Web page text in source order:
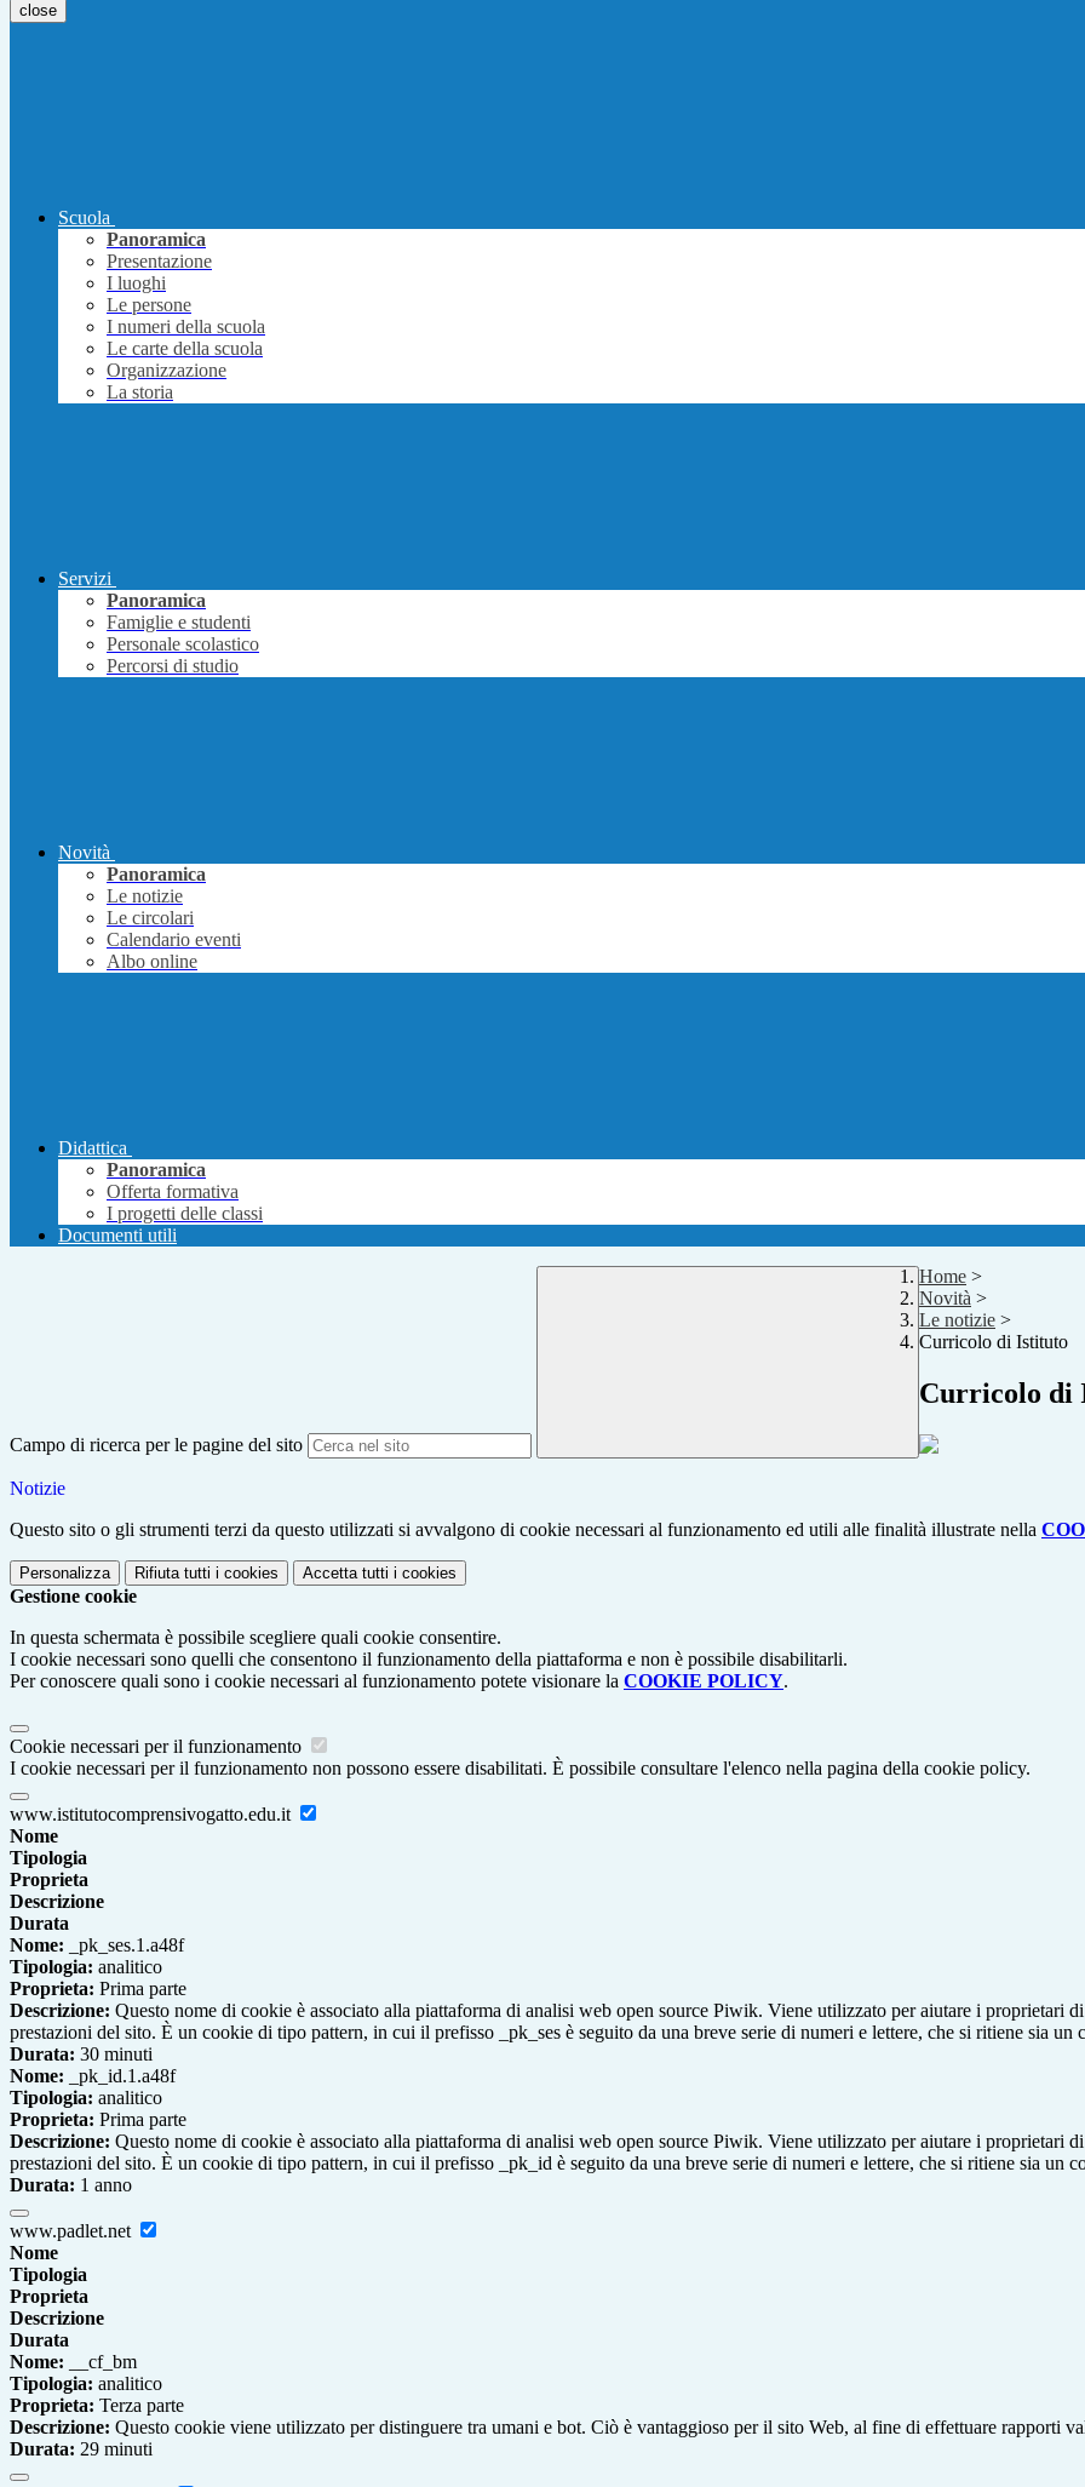
close
Scuola
Panoramica
Presentazione
I luoghi
Le persone
I numeri della scuola
Le carte della scuola
Organizzazione
La storia
Servizi
Panoramica
Famiglie e studenti
Personale scolastico
Percorsi di studio
Novità
Panoramica
Le notizie
Le circolari
Calendario eventi
Albo online
Didattica
Panoramica
Offerta formativa
I progetti delle classi
Documenti utili
Campo di ricerca per le pagine del sito
Home >
Novità >
Le notizie >
Curricolo di Istituto
Curricolo di
Notizie
Questo sito o gli strumenti terzi da questo utilizzati si avvalgono di cookie necessari al funzionamento ed utili alle finalità illustrate nella
Personalizza Rifiuta tutti i cookies Accetta tutti i cookies
Gestione cookie
In questa schermata è possibile scegliere quali cookie consentire.
I cookie necessari sono quelli che consentono il funzionamento della piattaforma e non è possibile disabilitarli.
Per conoscere quali sono i cookie necessari al funzionamento potete visionare la COOKIE POLICY.
Cookie necessari per il funzionamento
I cookie necessari per il funzionamento non possono essere disabilitati. È possibile consultare l'elenco nella pagina della cookie policy.
www.istitutocomprensivogatto.edu.it
Nome
Tipologia
Proprieta
Descrizione
Durata
Nome: _pk_ses.1.a48f
Tipologia: analitico
Proprieta: Prima parte
Descrizione: Questo nome di cookie è associato alla piattaforma di analisi web open source Piwik. Viene utilizzato per aiutare i proprietari
prestazioni del sito. È un cookie di tipo pattern, in cui il prefisso _pk_ses è seguito da una breve serie di numeri e lettere, che si ritiene sia
Durata: 30 minuti
Nome: _pk_id.1.a48f
Tipologia: analitico
Proprieta: Prima parte
Descrizione: Questo nome di cookie è associato alla piattaforma di analisi web open source Piwik. Viene utilizzato per aiutare i proprietari
prestazioni del sito. È un cookie di tipo pattern, in cui il prefisso _pk_id è seguito da una breve serie di numeri e lettere, che si ritiene sia un
Durata: 1 anno
www.padlet.net
Nome
Tipologia
Proprieta
Descrizione
Durata
Nome: __cf_bm
Tipologia: analitico
Proprieta: Terza parte
Descrizione: Questo cookie viene utilizzato per distinguere tra umani e bot. Ciò è vantaggioso per il sito Web, al fine di effettuare rapporti
Durata: 29 minuti